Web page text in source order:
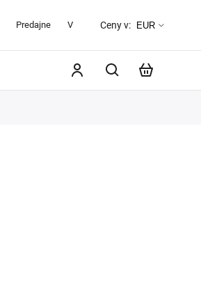
Predajne Veľkostná tabuľka O značke
Ceny v: EUR